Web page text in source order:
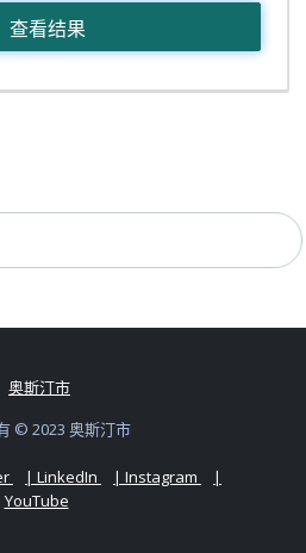
查看结果
奥斯汀市
© 2023 奥斯汀市
| LinkedIn | Instagram
|
YouTube